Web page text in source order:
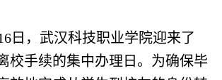
日，武汉科技职业学院迎来了
校手续的集中办理日。为确保毕